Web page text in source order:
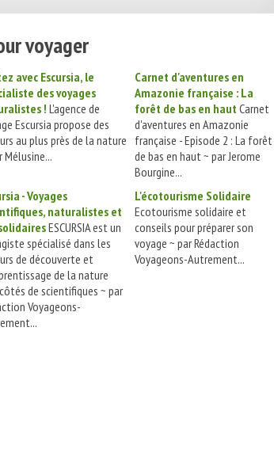
voyager
avec Escursia, le
des voyages
! L'agence de
Escursia propose des
au plus près de la nature
Mélusine...
Carnet d'aventures en
Amazonie française : La
forêt de bas en haut Carnet
d'aventures en Amazonie
française - Episode 2 : La forêt
de bas en haut ~ par Jerome
Bourgine...
- Voyages
naturalistes et
ESCURSIA est un
spécialisé dans les
de découverte et
de la nature
de scientifiques ~ par
Voyageons-
L'écotourisme Solidaire
Ecotourisme solidaire et
conseils pour préparer son
voyage ~ par Rédaction
Voyageons-Autrement...